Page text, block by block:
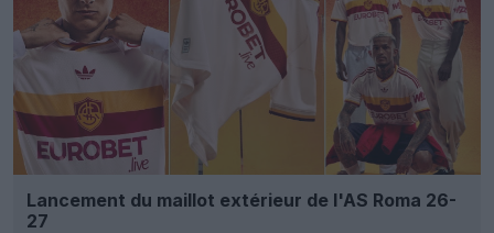
Lancement du maillot extérieur de l'AS Roma 26-
27